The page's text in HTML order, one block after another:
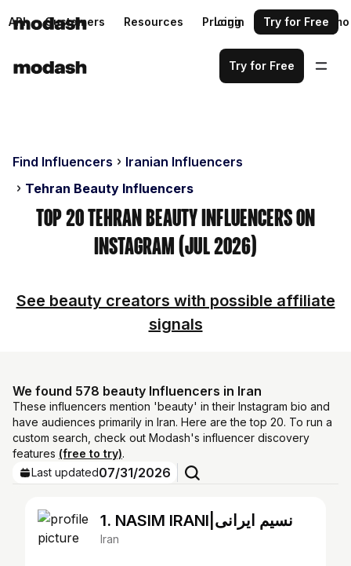
API Customers Resources Pricing Request a demo
Login Try for Free
Try for Free
Find Influencers
Iranian Influencers
Tehran Beauty Influencers
Top 20 Tehran Beauty Influencers on
Instagram (Jul 2026)
See beauty creators with possible affiliate
signals
We found 578 beauty Influencers in Iran
These influencers mention 'beauty' in their Instagram bio and
have audiences primarily in Iran. Here are the top 20. To run a
custom search, check out Modash's influencer discovery
features (free to try).
Last updated07/31/2026
1. NASIM IRANI|نسیم ایرانی
Iran